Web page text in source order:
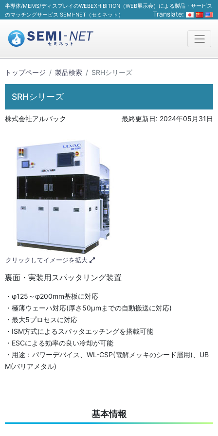
半導体/MEMS/ディスプレイのWEBEXHIBITION（WEB展示会）による製品・サービス
のマッチングサービス SEMI-NET（セミネット）
Translate:
トップページ 製品検索 SRHシリーズ
SRHシリーズ
株式会社アルバック 最終更新日: 2024年05月31日
クリックしてイメージを拡大
裏面・実装用スパッタリング装置
・φ125～φ200mm基板に対応
・極薄ウェーハ対応(厚さ50μmまでの自動搬送に対応)
・最大5プロセスに対応
・ISM方式によるスパッタエッチングを搭載可能
・ESCによる効率の良い冷却が可能
・用途：パワーデバイス、WL-CSP(電解メッキのシード層用)、UB
M(バリアメタル)
基本情報